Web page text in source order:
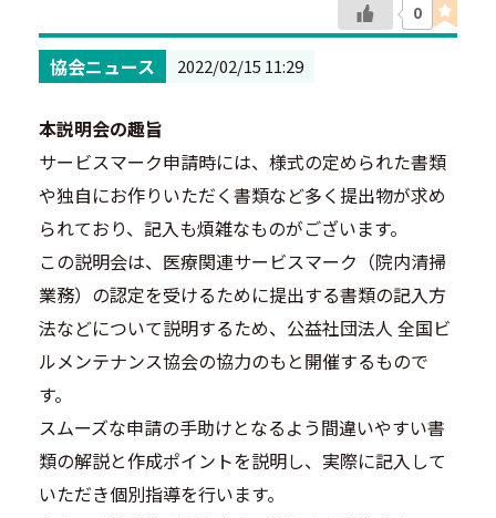
0
協会ニュース 2022/02/15 11:29
本説明会の趣旨
サービスマーク申請時には、様式の定められた書類
や独自にお作りいただく書類など多く提出物が求め
られており、記入も煩雑なものがございます。
この説明会は、医療関連サービスマーク（院内清掃
業務）の認定を受けるために提出する書類の記入方
法などについて説明するため、公益社団法人 全国ビ
ルメンテナンス協会の協力のもと開催するもので
す。
スムーズな申請の手助けとなるよう間違いやすい書
類の解説と作成ポイントを説明し、実際に記入して
いただき個別指導を行います。